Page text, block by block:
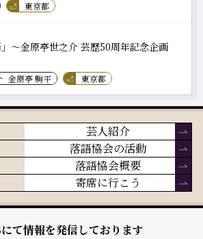
東京都
」～金原亭世之介 芸歴50周年記念企画
金原亭 駒平 東京都
芸人紹介
落語協会の活動
落語協会概要
寄席に行こう
て情報を発信しております